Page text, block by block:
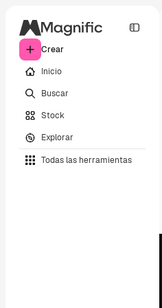
Crear
Inicio
Buscar
Stock
Explorar
Todas las herramientas